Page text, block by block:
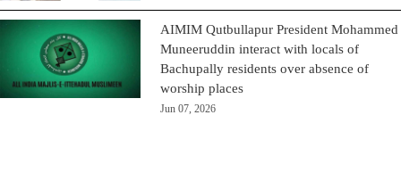
AIMIM Qutbullapur President Mohammed
Muneeruddin interact with locals of
Bachupally residents over absence of
worship places
Jun 07, 2026